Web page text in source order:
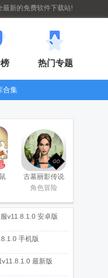
最新的免费软件下载站!
热门专题
合集
古墓丽影传说
迷踪游戏软件
角色冒险
v11.8.1.0 安卓版
手机版
v11.8.1.0 最新版